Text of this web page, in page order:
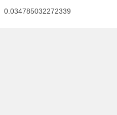
0.034785032272339